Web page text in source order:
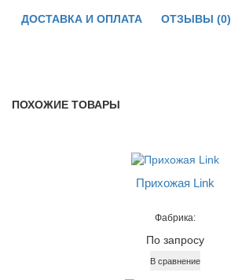
ДОСТАВКА И ОПЛАТА ОТЗЫВЫ (0)
ПОХОЖИЕ ТОВАРЫ
Прихожая Link
Фабрика:
По запросу
В сравнение